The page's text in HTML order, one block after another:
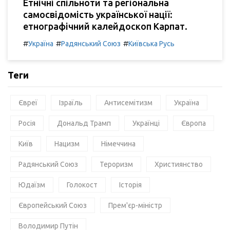
Етнічні спільноти та регіональна
самосвідомість української нації:
етнографічний калейдоскоп Карпат.
#Україна #Радянський Союз #Київська Русь
Теги
Євреї Ізраїль Антисемітизм Україна
Росія Дональд Трамп Українці Європа
Київ Нацизм Німеччина
Радянський Союз Тероризм Християнство
Юдаїзм Голокост Історія
Європейський Союз Прем'єр-міністр
Володимир Путін